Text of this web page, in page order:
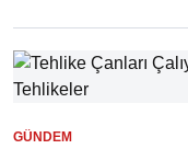
GÜNDEM